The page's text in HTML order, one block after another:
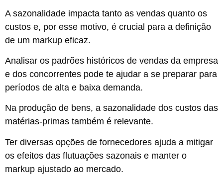
A sazonalidade impacta tanto as vendas quanto os
custos e, por esse motivo, é crucial para a definição
de um markup eficaz.
Analisar os padrões históricos de vendas da empresa
e dos concorrentes pode te ajudar a se preparar para
períodos de alta e baixa demanda.
Na produção de bens, a sazonalidade dos custos das
matérias-primas também é relevante.
Ter diversas opções de fornecedores ajuda a mitigar
os efeitos das flutuações sazonais e manter o
markup ajustado ao mercado.